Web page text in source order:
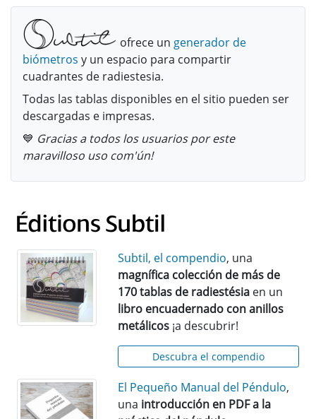
ofrece un generador de
biómetros y un espacio para compartir
cuadrantes de radiestesia.
Todas las tablas disponibles en el sitio pueden ser
descargadas e impresas.
💙 Gracias a todos los usuarios por este
maravilloso uso com'ún!
Subtil, el compendio, una
magnífica colección de más de
170 tablas de radiestésia en un
libro encuadernado con anillos
metálicos ¡a descubrir!
Descubra el compendio
El Pequeño Manual del Péndulo,
una introducción en PDF a la